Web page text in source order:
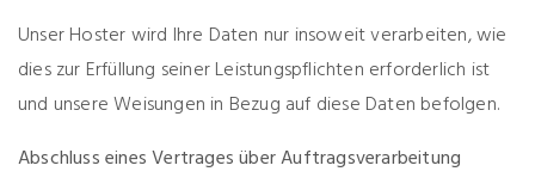
Unser Hoster wird Ihre Daten nur insoweit verarbeiten, wie
dies zur Erfüllung seiner Leistungspflichten erforderlich ist
und unsere Weisungen in Bezug auf diese Daten befolgen.
Abschluss eines Vertrages über Auftragsverarbeitung